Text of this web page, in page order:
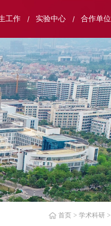
工作 实验中心 合作单位
首页 > 学术科研 >